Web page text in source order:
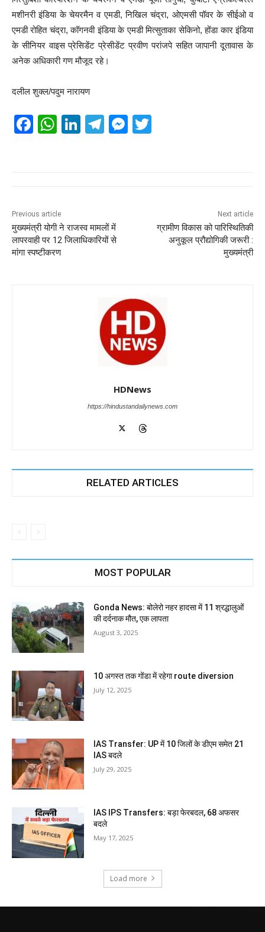
मशीनरी इंडिया के चेयरमैन व एमडी, निखिल चंद्रा, ओएमसी पॉवर के सीईओ व
एमडी रोहित चंद्रा, कॉगनवी इंडिया के एमडी मित्सुताका सेकिनो, होंडा कार इंडिया
के सीनियर वाइस प्रेसिडेंट प्रेसीडेंट प्रवीण परांजपे सहित जापानी दूतावास के
अनेक अधिकारी गण मौजूद रहे।
दलील शुक्ल/पदुम नारायण
F
o
o
k
W
p
p
Li
T
m
M
Previous article
मुख्यमंत्री योगी ने राजस्व मामलों में
लापरवाही पर 12 जिलाधिकारियों से
मांगा स्पष्टीकरण
Next article
ग्रामीण विकास को पारिस्थितिकी
अनुकूल प्रौद्योगिकी जरूरी :
मुख्यमंत्री
HDNews
https://hindustandailynews.com
RELATED ARTICLES
MOST POPULAR
Gonda News: बोलेरो नहर हादसा में 11 श्रद्धालुओं
की दर्दनाक मौत, एक लापता
August 3, 2025
10 अगस्त तक गोंडा में रहेगा route diversion
July 12, 2025
IAS Transfer: UP में 10 जिलों के डीएम समेत 21
IAS बदले
July 29, 2025
IAS IPS Transfers: बड़ा फेरबदल, 68 अफसर
बदले
May 17, 2025
Load more